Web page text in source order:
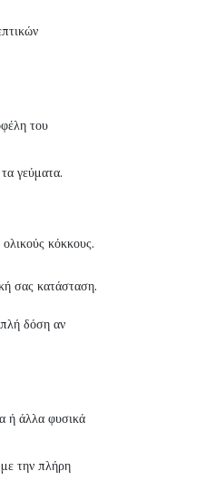
του
γεύματα.
κόκκους.
σας κατάσταση.
δόση αν
ή άλλα φυσικά
την πλήρη